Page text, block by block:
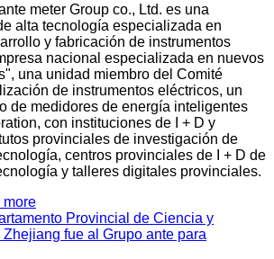
meter Group co., Ltd. es una
alta tecnología especializada en
y fabricación de instrumentos
nacional especializada en nuevos
una unidad miembro del Comité
de instrumentos eléctricos, un
de medidores de energía inteligentes
con instituciones de I + D y
provinciales de investigación de
centros provinciales de I + D de
y talleres digitales provinciales.
more
Provincial de Ciencia y
fue al Grupo ante para